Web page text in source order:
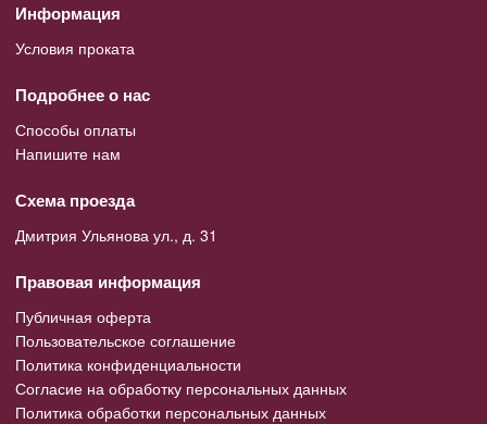
Информация
Условия проката
Подробнее о нас
Способы оплаты
Напишите нам
Схема проезда
Дмитрия Ульянова ул., д. 31
Правовая информация
Публичная оферта
Пользовательское соглашение
Политика конфиденциальности
Согласие на обработку персональных данных
Политика обработки персональных данных